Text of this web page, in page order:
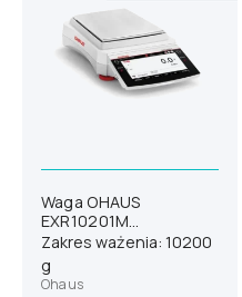
Waga OHAUS
EXR10201M
(31059168)
Zakres ważenia: 10200
g
Ohaus